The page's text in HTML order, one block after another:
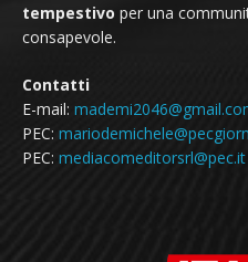
tempestivo per una
consapevole.
Contatti
E-mail:
PEC:
PEC: mediacomeditorsrl@pec.it